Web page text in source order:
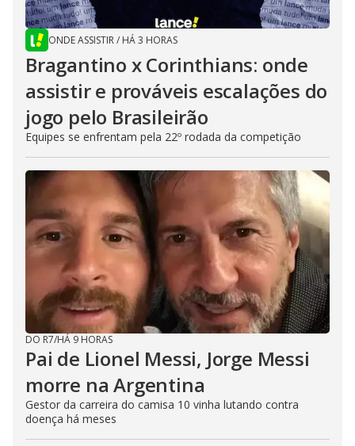
ONDE ASSISTIR/ HÁ 3 HORAS
Bragantino x Corinthians: onde
assistir e prováveis escalações do
jogo pelo Brasileirão
Equipes se enfrentam pela 22º rodada da competição
DO R7/HÁ 9 HORAS
Pai de Lionel Messi, Jorge Messi
morre na Argentina
Gestor da carreira do camisa 10 vinha lutando contra
doença há meses